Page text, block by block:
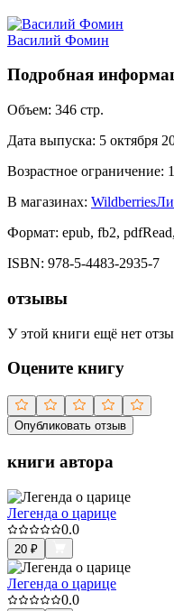
Василий Фомин
Подробная
Объем: 346 стр.
Дата выпуска: 5 октября
Возрастное ограничение:
В магазинах: Wildberries
Формат: epub, fb2,
ISBN: 978-5-4483-2935-7
отзывы
У этой книги ещё нет
Оцените книгу
Опубликовать отзыв
книги автора
Легенда о царице
0.0
20 ₽
Легенда о царице
0.0